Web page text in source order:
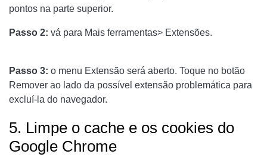
pontos na parte superior.
Passo 2: vá para Mais ferramentas> Extensões.
Passo 3: o menu Extensão será aberto. Toque no botão
Remover ao lado da possível extensão problemática para
excluí-la do navegador.
5. Limpe o cache e os cookies do
Google Chrome